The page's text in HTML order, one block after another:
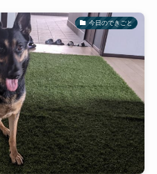
今日のできごと